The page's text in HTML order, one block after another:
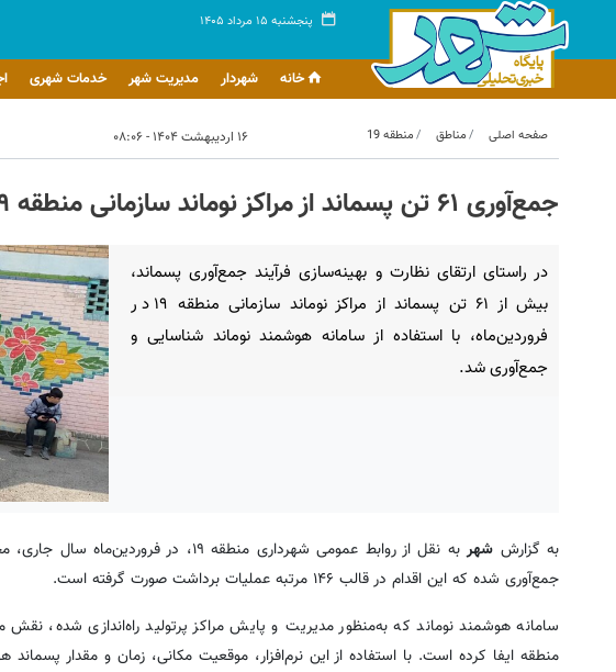
پنجشنبه ۱۵ مرداد ۱۴۰۵
خانه شهردار مدیریت شهر خدمات شهری
صفحه اصلی مناطق منطقه 19 ۱۶ اردیبهشت ۱۴۰۴ - ۰۸:۰۶
جمع‌آوری ۶۱ تن پسماند از مراکز نوماند سازمانی منطقه ۱۹ با رصد هوشمند
در راستای ارتقای نظارت و بهینه‌سازی فرآیند جمع‌آوری پسماند،
بیش از ۶۱ تن پسماند از مراکز نوماند سازمانی منطقه ۱۹ در
فروردین‌ماه، با استفاده از سامانه هوشمند نوماند شناسایی و
جمع‌آوری شد.
به گزارش شهر
جمع‌آوری شده که این اقدام در قالب ۱۴۶ مرتبه عملیات برداشت صورت گرفته است.
سامانه هوشمند نوماند که به‌منظور مدیریت و پایش مراکز پرتولید راه‌اندازی شده،
منطقه ایفا کرده است. با استفاده از این نرم‌افزار، موقعیت مکانی، زمان و مقدار